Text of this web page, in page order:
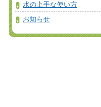
水の上手な使い方
お知らせ